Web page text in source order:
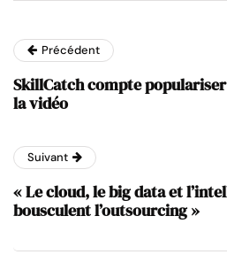
Précédent
SkillCatch compte
la vidéo
Suivant
« Le cloud, le big data et
bousculent l’outsourcing »